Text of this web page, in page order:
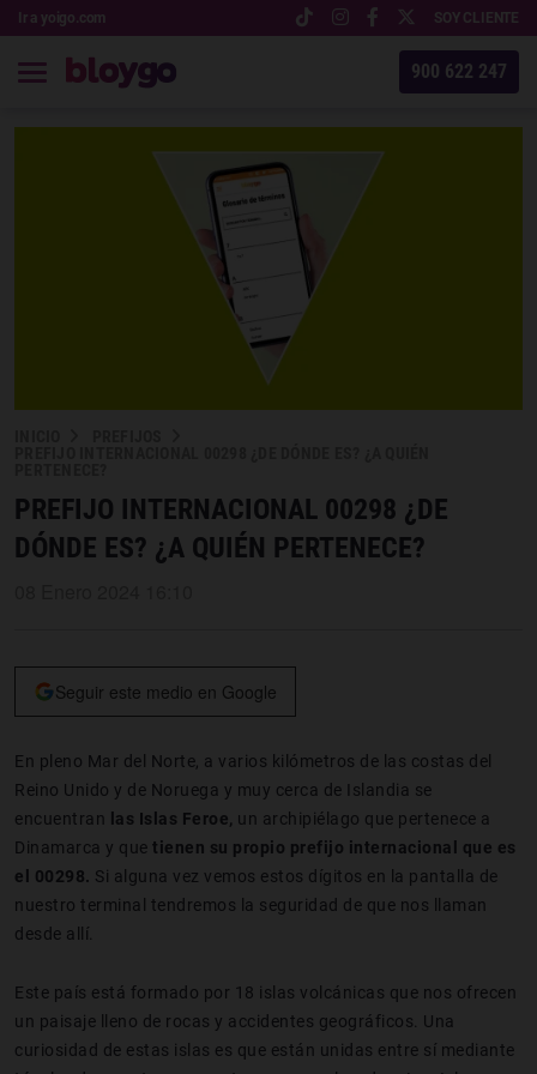
Ir a yoigo.com SOY CLIENTE
900 622 247
PREFIJO INTERNACIONAL 00298 ¿DE
DÓNDE ES? ¿A QUIÉN PERTENECE?
Seguir este medio en Google
En pleno Mar del Norte, a varios kilómetros de las costas del
Reino Unido y de Noruega y muy cerca de Islandia se
encuentran las Islas Feroe, un archipiélago que pertenece a
Dinamarca y que tienen su propio prefijo internacional que es
el 00298. Si alguna vez vemos estos dígitos en la pantalla de
nuestro terminal tendremos la seguridad de que nos llaman
desde allí.
Este país está formado por 18 islas volcánicas que nos ofrecen
un paisaje lleno de rocas y accidentes geográficos. Una
curiosidad de estas islas es que están unidas entre sí mediante